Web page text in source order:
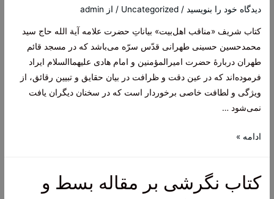
آیت
محسن
حسینی
طهرانی
دیدگاه‌ خود را بنویسید /
Uncategorized / از admin
کتاب شریف «مناقب اهل‌بیت» بیاناتِ حضرت علامه آیة الله حاج سید
محمد‌حسین حسینی طهرانی قدّس سرّه می‌باشد که در مسجد قائم
طهران دربارۀ حضرت امیرالمؤمنین و امام هادی علیهما‌السلام ایراد
فرموده‌اند که در عین دقت و ظرافت در بیان حقایق و تبیین رقائق، از
ویژگی و لطافت خاصی برخوردار است که در سخنان دیگران یافت
نمی‌شود …
کتاب
بیت
ادامه »
کتاب نگرشی بر مقاله بسط و